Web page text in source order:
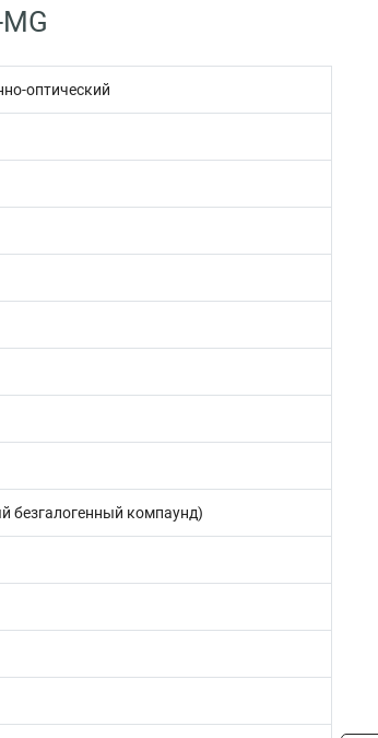
оптический
безгалогенный компаунд)